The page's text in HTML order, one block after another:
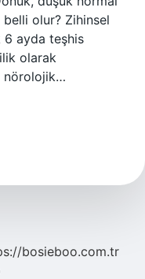
olur? Zihinsel
ayda teşhis
olarak
nörolojik…
bosieboo.com.tr